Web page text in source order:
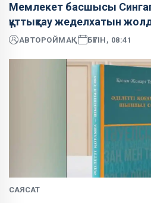
Мемлекет басшысы
құттықтау жеделхатын
АВТОРОЙМАҚ БҮГІН, 08:41
САЯСАТ